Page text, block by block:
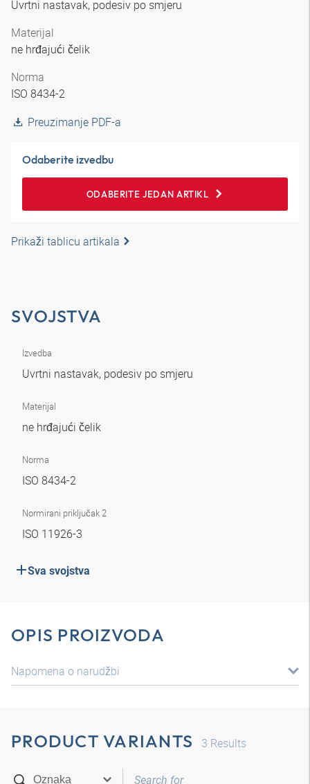
Uvrtni nastavak, podesiv po smjeru
Materijal
ne hrđajući čelik
Norma
ISO 8434-2
Preuzimanje PDF-a
Odaberite izvedbu
ODABERITE JEDAN ARTIKL
Prikaži tablicu artikala
SVOJSTVA
Izvedba
Uvrtni nastavak, podesiv po smjeru
Materijal
ne hrđajući čelik
Norma
ISO 8434-2
Normirani priključak 2
ISO 11926-3
Sva svojstva
OPIS PROIZVODA
Napomena o narudžbi
PRODUCT VARIANTS 3 Results